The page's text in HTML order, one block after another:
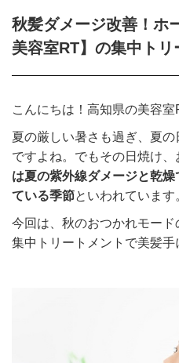
秋髪ダメージ改善！ホ
美容室RT】の集中トリ
こんにちは！高知県の美容室
夏の厳しい暑さも過ぎ、夏
ですよね。でもその日焼け、
は夏の紫外線ダメージと乾
ている季節といわれています
今回は、秋のおつかれモー
集中トリートメントで美髪手